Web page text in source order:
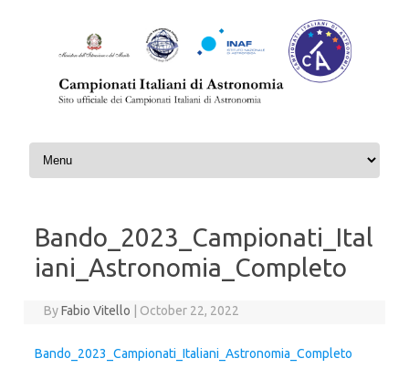
Skip to content
Bando_2023_Campionati_Ital
iani_Astronomia_Completo
ByFabio Vitello October 22, 2022
Bando_2023_Campionati_Italiani_Astronomia_Completo